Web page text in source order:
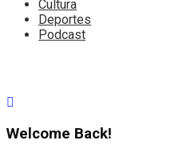
Cultura
Deportes
Podcast
Welcome Back!